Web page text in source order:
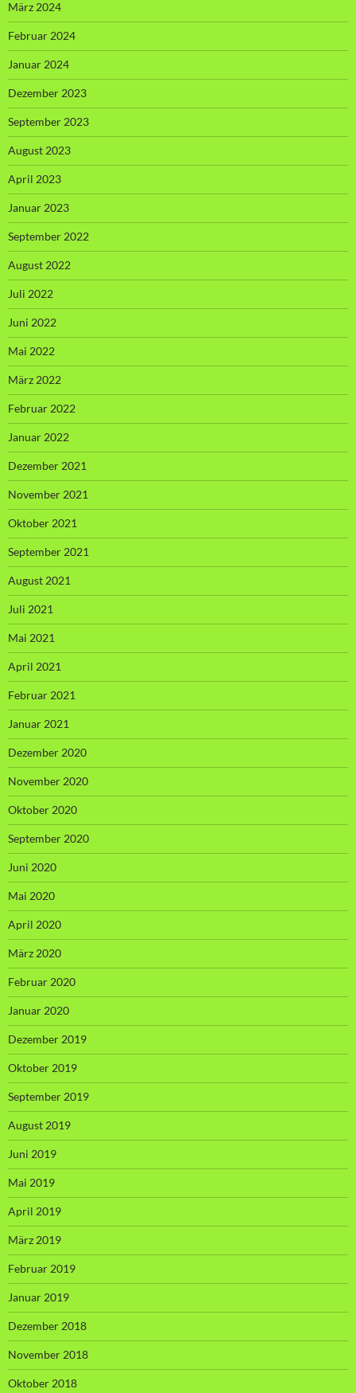
März 2024
Februar 2024
Januar 2024
Dezember 2023
September 2023
August 2023
April 2023
Januar 2023
September 2022
August 2022
Juli 2022
Juni 2022
Mai 2022
März 2022
Februar 2022
Januar 2022
Dezember 2021
November 2021
Oktober 2021
September 2021
August 2021
Juli 2021
Mai 2021
April 2021
Februar 2021
Januar 2021
Dezember 2020
November 2020
Oktober 2020
September 2020
Juni 2020
Mai 2020
April 2020
März 2020
Februar 2020
Januar 2020
Dezember 2019
Oktober 2019
September 2019
August 2019
Juni 2019
Mai 2019
April 2019
März 2019
Februar 2019
Januar 2019
Dezember 2018
November 2018
Oktober 2018